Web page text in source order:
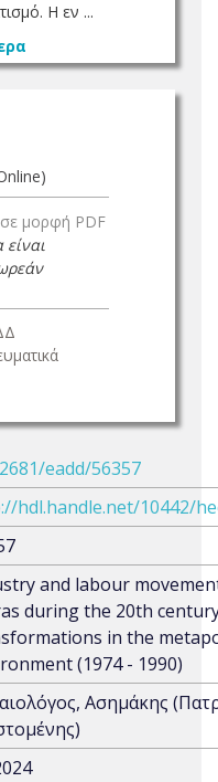
Η εν ...
σε μορφή PDF
eadd/56357
hdl.handle.net/10442/
and labour
during the 20th
in the
(1974 - 1990)
Ασημάκης